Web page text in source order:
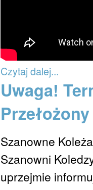
Czytaj dalej...
Uwaga!
Przełożony
Szanowne
Szanowni
uprzejmie